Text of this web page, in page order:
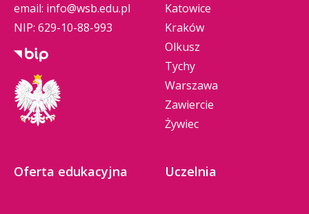
email: info@wsb.edu.pl
NIP: 629-10-88-993
Katowice
Kraków
Olkusz
Tychy
Warszawa
Zawiercie
Żywiec
Oferta edukacyjna Uczelnia